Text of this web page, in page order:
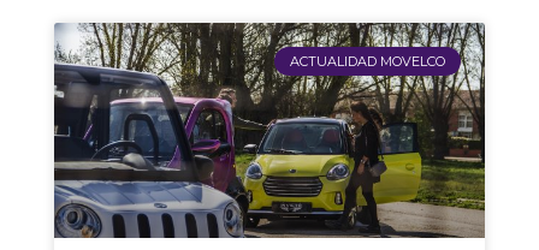
ACTUALIDAD MOVELCO